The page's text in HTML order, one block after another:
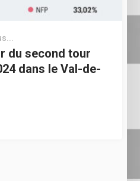
du second tour
dans le Val-de-